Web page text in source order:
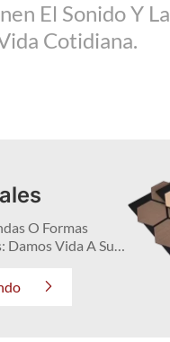
El Sonido Y La
Cotidiana.
O Formas
Damos Vida A Sus
Funcionalidad